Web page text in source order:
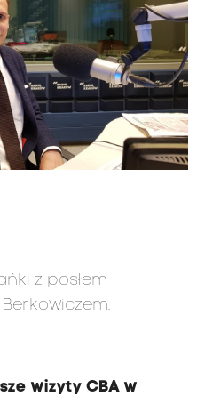
z posłem
wizyty CBA w